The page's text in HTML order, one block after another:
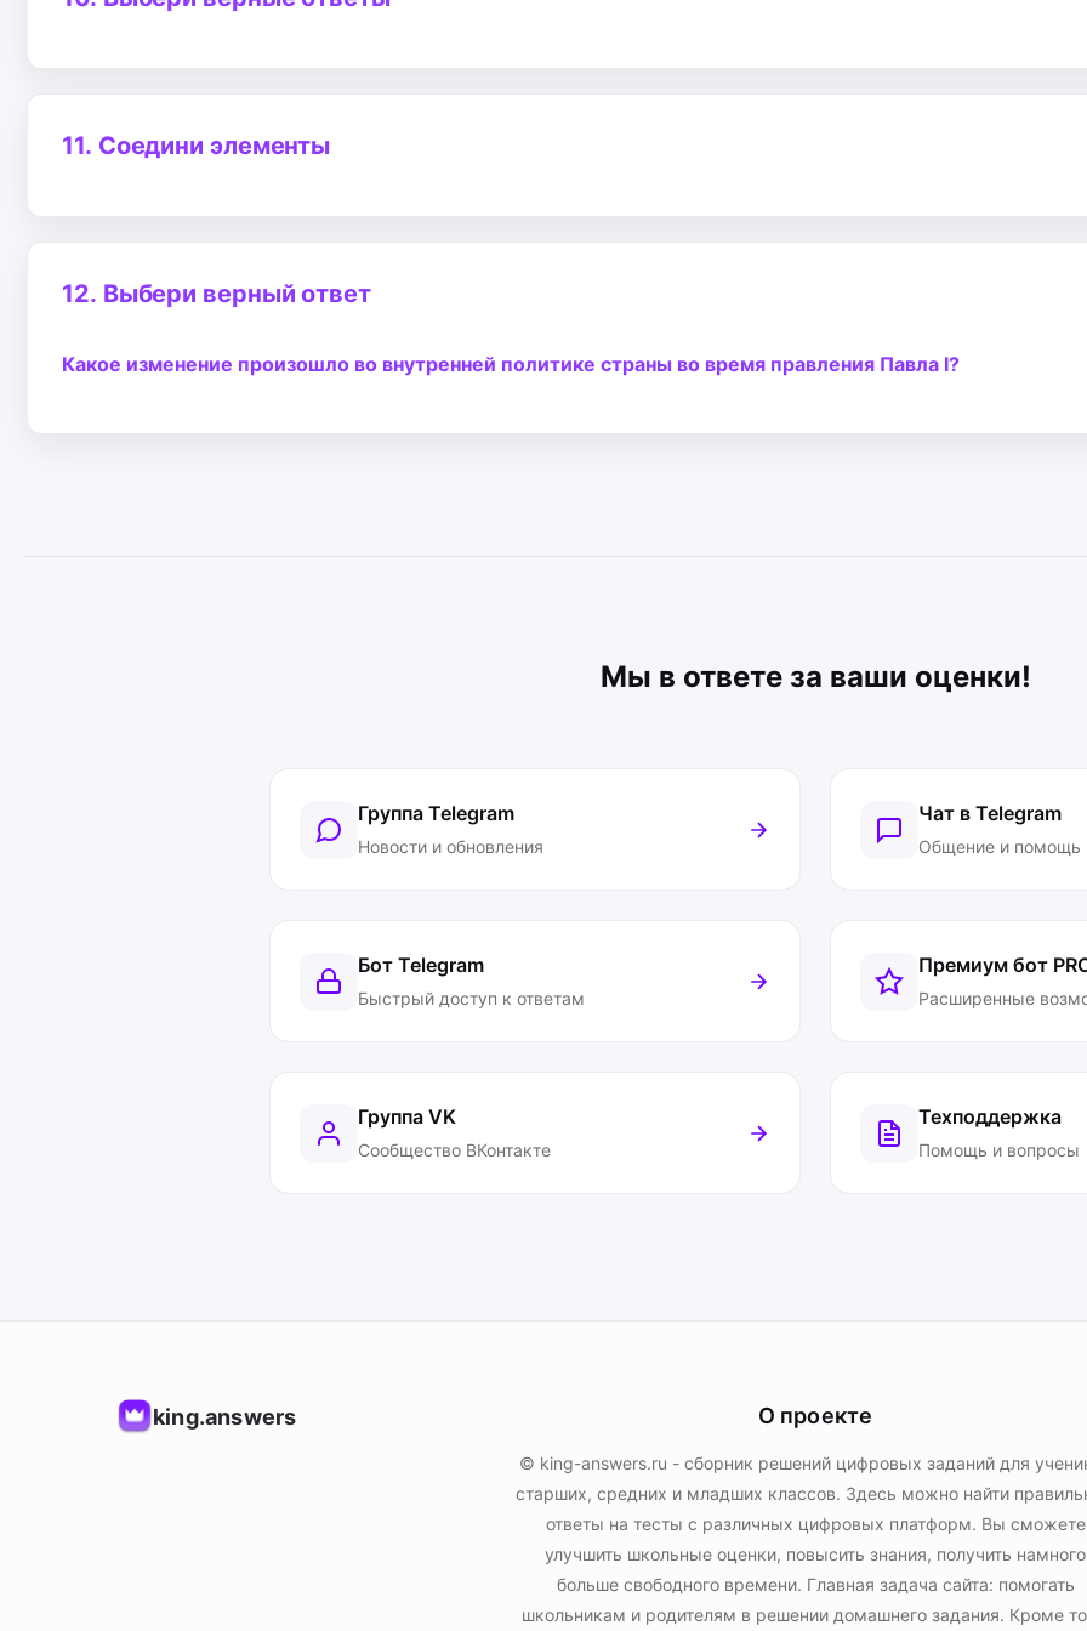
11. Соедини элементы
12. Выбери верный ответ
Какое изменение произошло во внутренней политике страны во время правления Павла I?
Мы в ответе за ваши оценки!
Группа Telegram
Новости и обновления
Чат в Telegram
Общение и помощь
Бот Telegram
Быстрый доступ к ответам
Премиум бот
Расширенные
Группа VK
Сообщество ВКонтакте
Техподдержка
Помощь и вопросы
king.answers О проекте
© king-answers.ru - сборник решений цифровых заданий для
старших, средних и младших классов. Здесь можно найти
ответы на тесты с различных цифровых платформ. Вы сможете
улучшить школьные оценки, повысить знания, получить намного
больше свободного времени. Главная задача сайта: помогать
школьникам и родителям в решении домашнего задания. Кроме